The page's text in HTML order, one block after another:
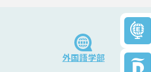
外国語学部